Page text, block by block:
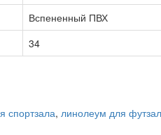
Вспененный ПВХ
34
спортзала, линолеум для